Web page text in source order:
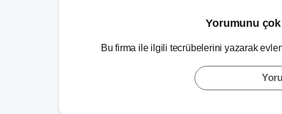
Yorumunu
Bu firma ile ilgili tecrübelerini yazarak